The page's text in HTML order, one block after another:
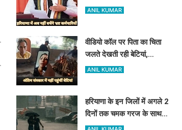
रिपोर्ट, इस विभाग में मिली सबसे
ANIL KUMAR
वीडियो कॉल पर पिता का चिता
जलते देखती रही बेटियां,
₹5100 भेजकर बोलीं- अस्थियां
ANIL KUMAR
हरियाणा के इन जिलों में अगले 2
दिनों तक चमक गरज के साथ
होगी बारिश, पढ़े IMD का